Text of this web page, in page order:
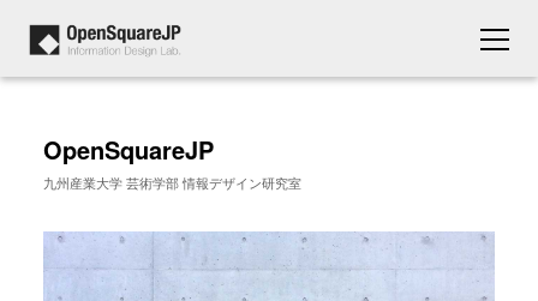
OpenSquareJP
九州産業大学 芸術学部 情報デザイン研究室